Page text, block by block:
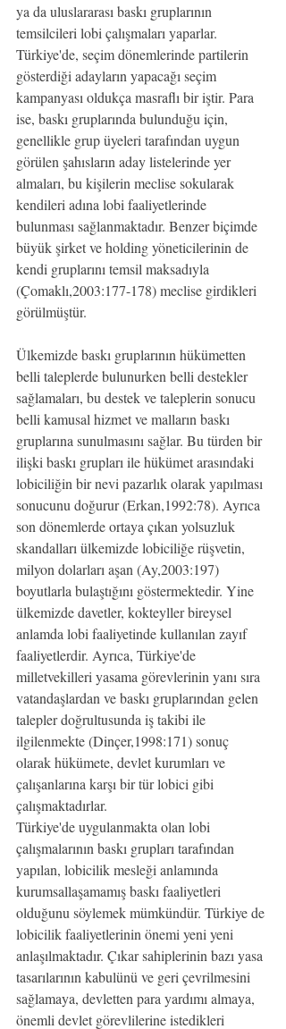
ya da uluslararası baskı gruplarının
temsilcileri lobi çalışmaları yaparlar.
Türkiye'de, seçim dönemlerinde partilerin
gösterdiği adayların yapacağı seçim
kampanyası oldukça masraflı bir iştir. Para
ise, baskı gruplarında bulunduğu için,
genellikle grup üyeleri tarafından uygun
görülen şahısların aday listelerinde yer
almaları, bu kişilerin meclise sokularak
kendileri adına lobi faaliyetlerinde
bulunması sağlanmaktadır. Benzer biçimde
büyük şirket ve holding yöneticilerinin de
kendi gruplarını temsil maksadıyla
(Çomaklı,2003:177-178) meclise girdikleri
görülmüştür.
Ülkemizde baskı gruplarının hükümetten
belli taleplerde bulunurken belli destekler
sağlamaları, bu destek ve taleplerin sonucu
belli kamusal hizmet ve malların baskı
gruplarına sunulmasını sağlar. Bu türden bir
ilişki baskı grupları ile hükümet arasındaki
lobiciliğin bir nevi pazarlık olarak yapılması
sonucunu doğurur (Erkan,1992:78). Ayrıca
son dönemlerde ortaya çıkan yolsuzluk
skandalları ülkemizde lobiciliğe rüşvetin,
milyon dolarları aşan (Ay,2003:197)
boyutlarla bulaştığını göstermektedir. Yine
ülkemizde davetler, kokteyller bireysel
anlamda lobi faaliyetinde kullanılan zayıf
faaliyetlerdir. Ayrıca, Türkiye'de
milletvekilleri yasama görevlerinin yanı sıra
vatandaşlardan ve baskı gruplarından gelen
talepler doğrultusunda iş takibi ile
ilgilenmekte (Dinçer,1998:171) sonuç
olarak hükümete, devlet kurumları ve
çalışanlarına karşı bir tür lobici gibi
çalışmaktadırlar.
Türkiye'de uygulanmakta olan lobi
çalışmalarının baskı grupları tarafından
yapılan, lobicilik mesleği anlamında
kurumsallaşamamış baskı faaliyetleri
olduğunu söylemek mümkündür. Türkiye de
lobicilik faaliyetlerinin önemi yeni yeni
anlaşılmaktadır. Çıkar sahiplerinin bazı yasa
tasarılarının kabulünü ve geri çevrilmesini
sağlamaya, devletten para yardımı almaya,
önemli devlet görevlilerine istedikleri